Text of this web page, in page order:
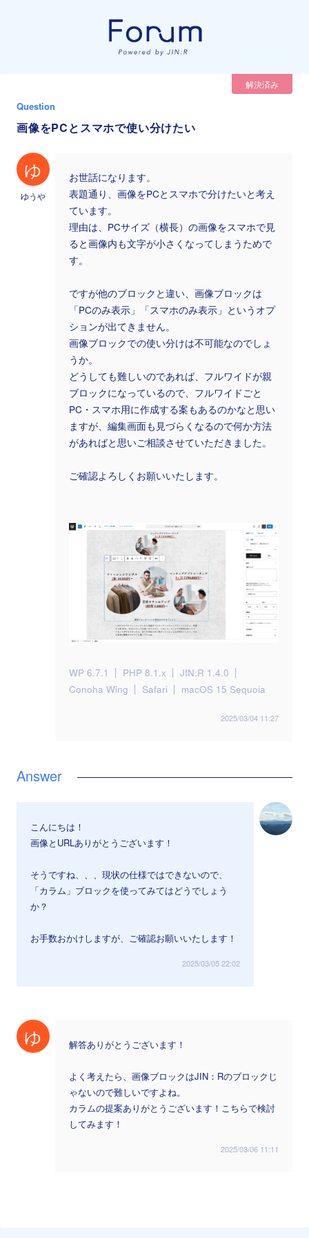
解決済み
Question
画像をPCとスマホで使い分けたい
ゆ
ゆうや
お世話になります。
表題通り、画像をPCとスマホで分けたいと考え
ています。
理由は、PCサイズ（横長）の画像をスマホで見
ると画像内も文字が小さくなってしまうためで
す。
ですが他のブロックと違い、画像ブロックは
「PCのみ表示」「スマホのみ表示」というオプ
ションが出てきません。
画像ブロックでの使い分けは不可能なのでしょ
うか。
どうしても難しいのであれば、フルワイドが親
ブロックになっているので、フルワイドごと
PC・スマホ用に作成する案もあるのかなと思い
ますが、編集画面も見づらくなるので何か方法
があればと思いご相談させていただきました。
ご確認よろしくお願いいたします。
WP 6.7.1 PHP 8.1.x
JIN:R 1.4.0
Conoha Wing
Safari macOS 15 Sequoia
2025/03/04 11:27
こんにちは！
画像とURLありがとうございます！
そうですね、、、現状の仕様ではできないので、
「カラム」ブロックを使ってみてはどうでしょう
か？
お手数おかけしますが、ご確認お願いいたします！
2025/03/05 22:02
ゆ 解答ありがとうございます！
よく考えたら、画像ブロックはJIN：Rのブロックじ
ゃないので難しいですよね。
カラムの提案ありがとうございます！こちらで検討
してみます！
2025/03/06 11:11